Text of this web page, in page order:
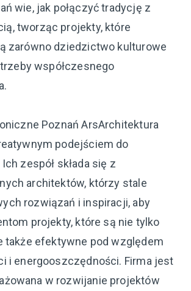
wie, jak połączyć tradycję z
tworząc projekty, które
zarówno dziedzictwo kulturowe
współczesnego
Poznań ArsArchitektura
podejściem do
zespół składa się z
architektów, którzy stale
rozwiązań i inspiracji, aby
projekty, które są nie tylko
także efektywne pod względem
i energooszczędności. Firma jest
w rozwijanie projektów